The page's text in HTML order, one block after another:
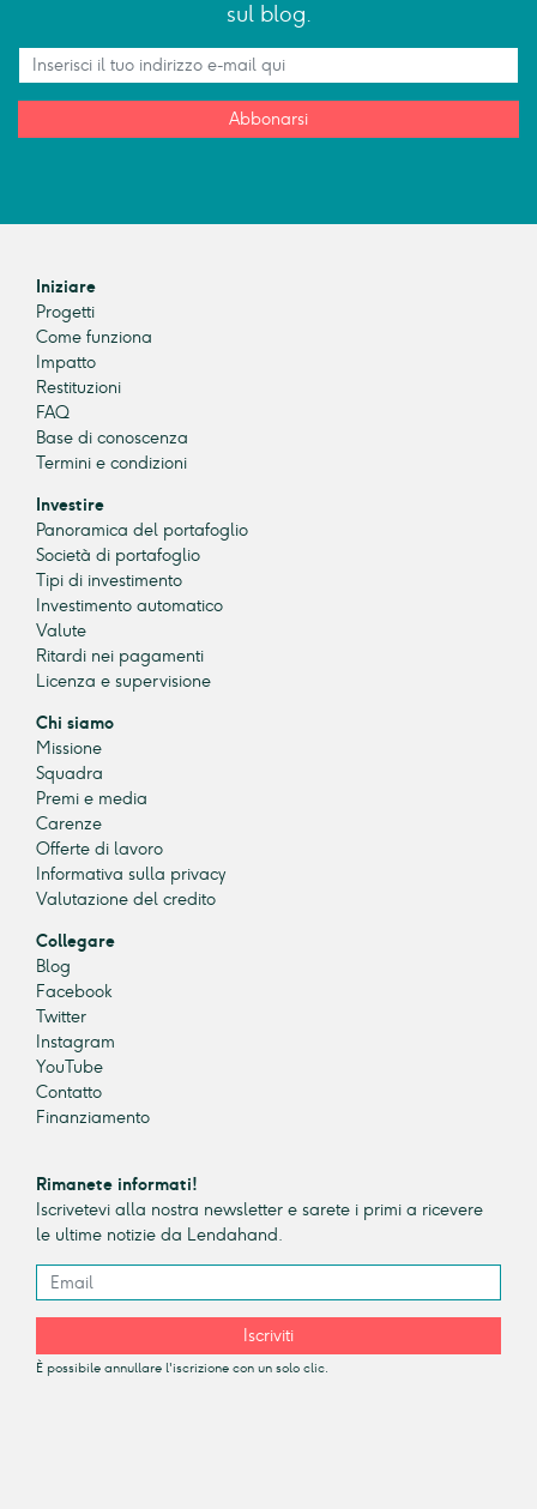
sul blog.
Abbonarsi
Iniziare
Progetti
Come funziona
Impatto
Restituzioni
FAQ
Base di conoscenza
Termini e condizioni
Investire
Panoramica del portafoglio
Società di portafoglio
Tipi di investimento
Investimento automatico
Valute
Ritardi nei pagamenti
Licenza e supervisione
Chi siamo
Missione
Squadra
Premi e media
Carenze
Offerte di lavoro
Informativa sulla privacy
Valutazione del credito
Collegare
Blog
Facebook
Twitter
Instagram
YouTube
Contatto
Finanziamento
Rimanete informati!
Iscrivetevi alla nostra newsletter e sarete i primi a ricevere
le ultime notizie da Lendahand.
Iscriviti
È possibile annullare l'iscrizione con un solo clic.